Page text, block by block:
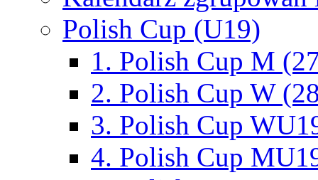
Polish Cup (U19)
1. Polish Cup M
2. Polish Cup W
3. Polish Cup
4. Polish Cup